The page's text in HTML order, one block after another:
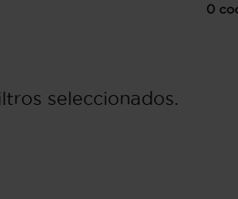
0
seleccionados.